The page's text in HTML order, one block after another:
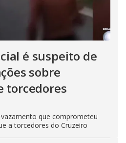
é suspeito de
sobre
torcedores
que comprometeu
a torcedores do Cruzeiro